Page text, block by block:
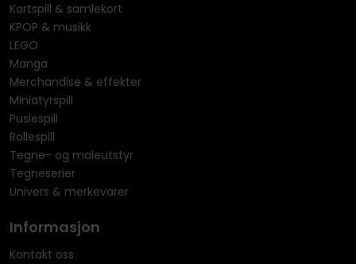
Kortspill & samlekort
KPOP & musikk
LEGO
Manga
Merchandise & effekter
Miniatyrspill
Puslespill
Rollespill
Tegne- og maleutstyr
Tegneserier
Univers & merkevarer
Informasjon
Kontakt oss